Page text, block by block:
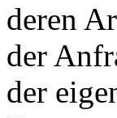
deren
der
der